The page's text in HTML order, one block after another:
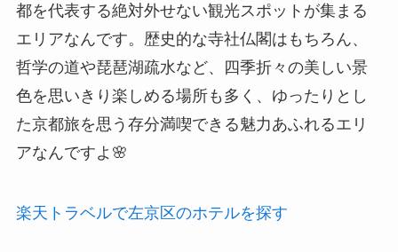
都を代表する絶対外せない観光スポットが集まる
エリアなんです。歴史的な寺社仏閣はもちろん、
哲学の道や琵琶湖疏水など、四季折々の美しい景
色を思いきり楽しめる場所も多く、ゆったりとし
た京都旅を思う存分満喫できる魅力あふれるエリ
アなんですよ🌸
楽天トラベルで左京区のホテルを探す